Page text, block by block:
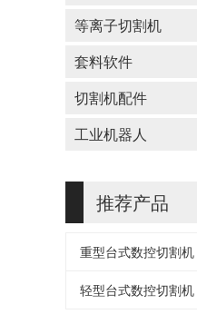
等离子切割机
套料软件
切割机配件
工业机器人
推荐产品
重型台式数控切割机
轻型台式数控切割机